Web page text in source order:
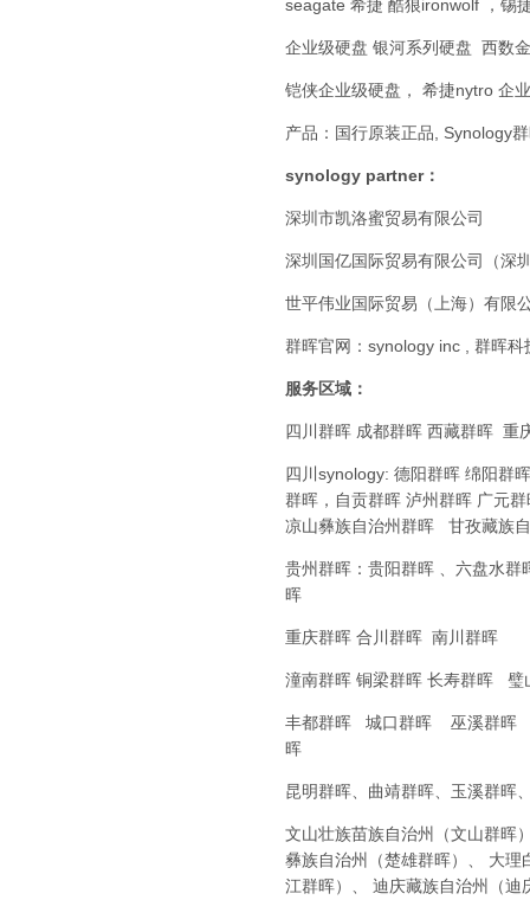
seagate 希捷 酷狼ironwolf ，锡
企业级硬盘 银河系列硬盘 西数
铠侠企业级硬盘， 希捷nytro 企
产品：国行原装正品, Synology
synology partner：
深圳市凯洛蜜贸易有限公司
深圳国亿国际贸易有限公司（深
世平伟业国际贸易（上海）有限
群晖官网：synology inc , 群晖科
服务区域：
四川群晖 成都群晖 西藏群晖 重
四川synology: 德阳群晖 绵阳群
群晖，自贡群晖 泸州群晖 广元
凉山彝族自治州群晖 甘孜藏族
贵州群晖：贵阳群晖 、六盘水
晖
重庆群晖 合川群晖 南川群晖
潼南群晖 铜梁群晖 长寿群晖
丰都群晖 城口群晖 巫溪群
晖
昆明群晖、曲靖群晖、玉溪群晖
文山壮族苗族自治州（文山群晖
彝族自治州（楚雄群晖）、 大
江群晖）、 迪庆藏族自治州（迪